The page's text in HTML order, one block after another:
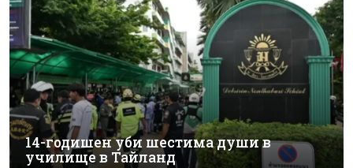
14-годишен уби шестима души в
училище в Тайланд